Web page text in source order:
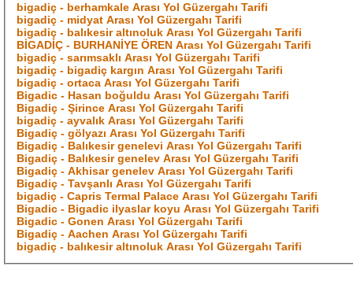
bigadiç - berhamkale Arası Yol Güzergahı Tarifi
bigadiç - midyat Arası Yol Güzergahı Tarifi
bigadiç - balıkesir altınoluk Arası Yol Güzergahı Tarifi
BİGADİÇ - BURHANİYE ÖREN Arası Yol Güzergahı Tarifi
bigadiç - sarımsaklı Arası Yol Güzergahı Tarifi
bigadiç - bigadiç kargın Arası Yol Güzergahı Tarifi
bigadiç - ortaca Arası Yol Güzergahı Tarifi
Bigadic - Hasan boğuldu Arası Yol Güzergahı Tarifi
Bigadiç - Şirince Arası Yol Güzergahı Tarifi
bigadiç - ayvalık Arası Yol Güzergahı Tarifi
Bigadiç - gölyazı Arası Yol Güzergahı Tarifi
Bigadiç - Balıkesir genelevi Arası Yol Güzergahı Tarifi
Bigadiç - Balıkesir genelev Arası Yol Güzergahı Tarifi
Bigadiç - Akhisar genelev Arası Yol Güzergahı Tarifi
Bigadiç - Tavşanlı Arası Yol Güzergahı Tarifi
bigadiç - Capris Termal Palace Arası Yol Güzergahı Tarifi
Bigadic - Bigadic ilyaslar koyu Arası Yol Güzergahı Tarifi
Bigadic - Gonen Arası Yol Güzergahı Tarifi
Bigadiç - Aachen Arası Yol Güzergahı Tarifi
bigadiç - balıkesir altınoluk Arası Yol Güzergahı Tarifi